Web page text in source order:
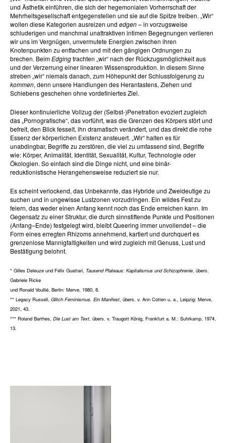
und Ästhetik einführen, die sich der hegemonialen Vorherrschaft der
Mehrheitsgesellschaft entgegenstellen und sie auf die Spitze treiben. „Wir“
wollen diese Kategorien ausreizen und edgen– in vorzugsweise
schluderigen und manchmal unattraktiven intimen Begegnungen verlieren
wir uns im Vergnügen, unvermutete Energien zwischen ihren
Knotenpunkten zu entfachen und mit den gängigen Ordnungen zu
brechen. BeimEdgingtrachten „wir“ nach der Rückzugsmöglichkeit aus
und der Verzerrung einer linearen Wissensproduktion. In diesem Sinne
streben „wir“ niemals danach, zum Höhepunkt der Schlussfolgerung zu
kommen, denn unsere Handlungen des Herantastens, Ziehen und
Schiebens geschehen ohne vordefiniertes Ziel.
Dieser kontinuierliche Vollzug der (Selbst-)Penetration evoziert zugleich
das „Pornografische“, das vorführt, was die Grenzen des Körpers stört und
befreit, den Blick fesselt, ihn dramatisch verändert, und das direkt die rohe
Essenz der körperlichen Existenz ansteuert. „Wir“ halten es für
unabdingbar, Begriffe zu zerstören, die viel zu umfassend sind, Begriffe
wie: Körper, Animalität, Identität, Sexualität, Kultur, Technologie oder
Ökologien. So einfach sind die Dinge nicht, und eine binär-
reduktionistische Herangehensweise reduziert sie nur.
Es scheint verlockend, das Unbekannte, das Hybride und Zweideutige zu
suchen und in ungewisse Lustzonen vorzudringen. Ein wildes Fest zu
feiern, das weder einen Anfang kennt noch das Ende erreichen kann. Im
Gegensatz zu einer Struktur, die durch sinnstiftende Punkte und Positionen
(Anfang–Ende) festgelegt wird, bleibt Queering immer unvollendet – die
Form eines erregten Rhizoms annehmend, kartiert und durchquert es
grenzenlose Mannigfaltigkeiten und wird zugleich mit Genuss, Lust und
Bestätigung belohnt.
* Gilles Deleuze und Félix Guattari, Tausend Plateaus: Kapitalismus und Schizophrenie, übers.
Gabriele Ricke
und Ronald Voullié, Berlin: Merve, 1980, 8.
** Legacy Russell, Glitch Feminismus. Ein Manifest, übers. v. Ann Cotten u. a., Leipzig: Merve,
2021, 43.
*** Roland Barthes, Die Lust am Text, übers. v. Traugott König, Frankfurt a. M.: Suhrkamp, 1974,
13.